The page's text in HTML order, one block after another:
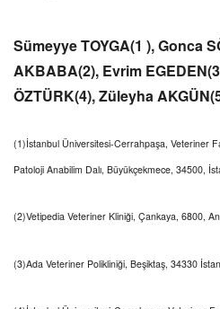
Sümeyye TOYGA(1 ), Gonca
AKBABA(2), Evrim
ÖZTÜRK(4), Züleyha
(1)İstanbul Üniversitesi-Cerrahpaşa, Veteriner
Patoloji Anabilim Dalı, Büyükçekmece, 34500,
(2)Vetipedia Veteriner Kliniği, Çankaya, 6800,
(3)Ada Veteriner Polikliniği, Beşiktaş, 34330